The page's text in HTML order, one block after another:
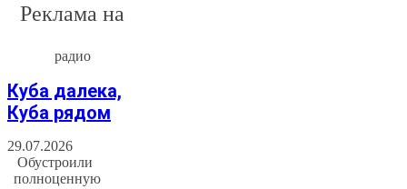
Реклама на
радио
Куба далека,
Куба рядом
29.07.2026
Обустроили
полноценную